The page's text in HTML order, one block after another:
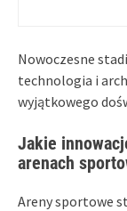
Nowoczesne
technologia i
wyjątkowego
Jakie
arenach
Areny sportowe